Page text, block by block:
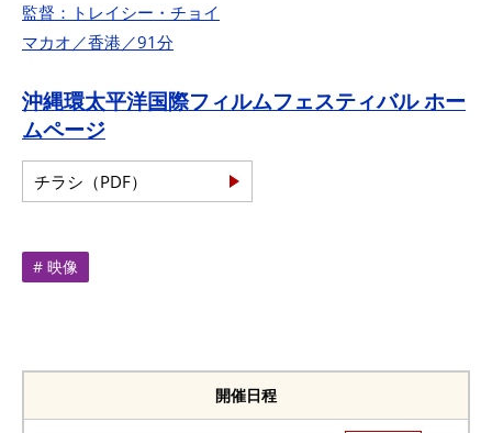
監督：トレイシー・チョイ
マカオ／香港／91分
沖縄環太平洋国際フィルムフェスティバル ホー
ムページ
チラシ（PDF）
# 映像
開催日程